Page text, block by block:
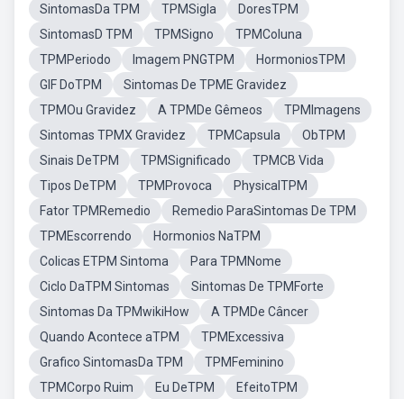
SintomasDa TPM TPMSigla
DoresTPM
SintomasD TPM
TPMSigno
TPMColuna
TPMPeriodo
Imagem PNGTPM
HormoniosTPM
GIF DoTPM
Sintomas De TPME Gravidez
TPMOu Gravidez
A TPMDe Gêmeos
TPMImagens
Sintomas TPMX Gravidez
TPMCapsula
ObTPM
Sinais DeTPM
TPMSignificado
TPMCB Vida
Tipos DeTPM
TPMProvoca
PhysicalTPM
Fator TPMRemedio
Remedio ParaSintomas De TPM
TPMEscorrendo
Hormonios NaTPM
Colicas ETPM Sintoma
Para TPMNome
Ciclo DaTPM Sintomas
Sintomas De TPMForte
Sintomas Da TPMwikiHow
A TPMDe Câncer
Quando Acontece aTPM
TPMExcessiva
Grafico SintomasDa TPM
TPMFeminino
TPMCorpo Ruim
Eu DeTPM
EfeitoTPM